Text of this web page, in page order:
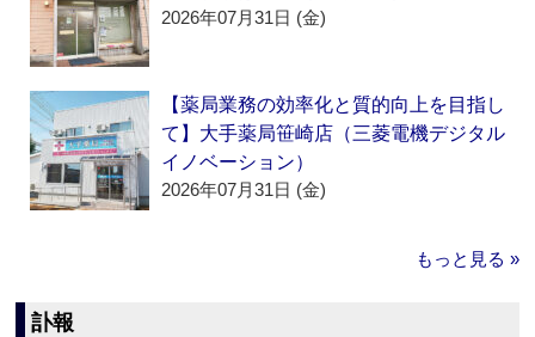
2026年07月31日 (金)
【薬局業務の効率化と質的向上を目指し
て】大手薬局笹崎店（三菱電機デジタル
イノベーション）
2026年07月31日 (金)
もっと見る »
訃報